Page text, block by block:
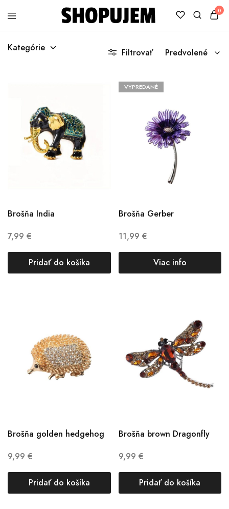
Shopujem
Veselé
s
0
Kategórie Filtrovať Predvolené
Brošňa India
7,99 €
Pridať do košíka
VYPREDANÉ
Brošňa Gerber
11,99 €
Viac info
Brošňa golden hedgehog
9,99 €
Pridať do košíka
Brošňa brown Dragonfly
9,99 €
Pridať do košíka